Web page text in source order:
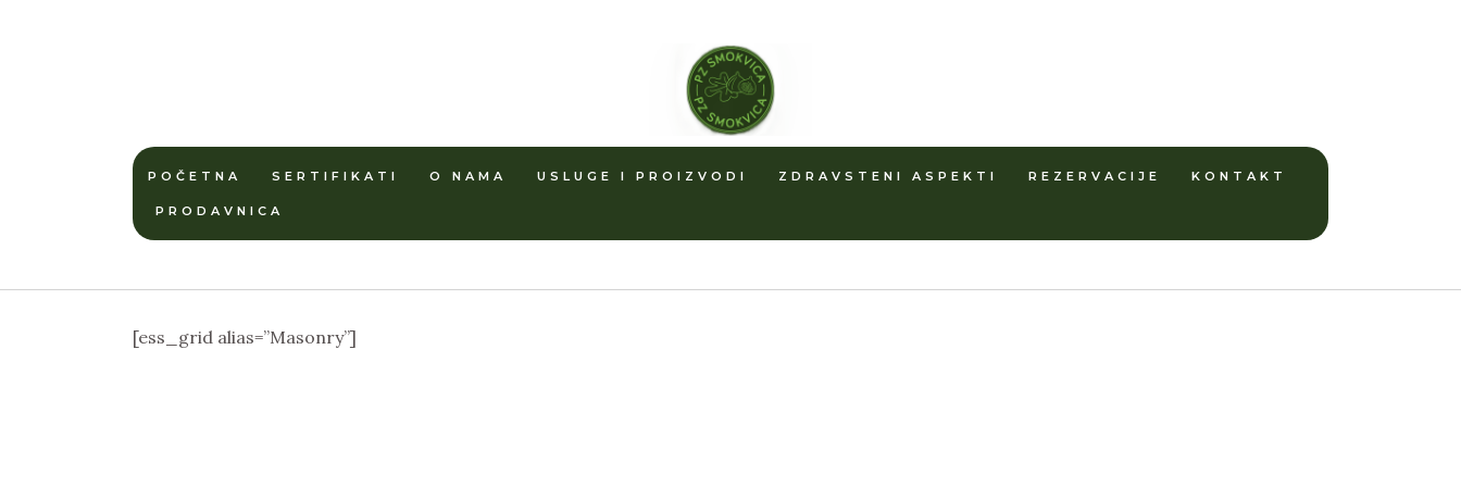
POČETNA SERTIFIKATI O NAMA USLUGE I PROIZVODI ZDRAVSTENI ASPEKTI REZERVACIJE KONTAKT
PRODAVNICA
[ess_grid alias=”Masonry”]